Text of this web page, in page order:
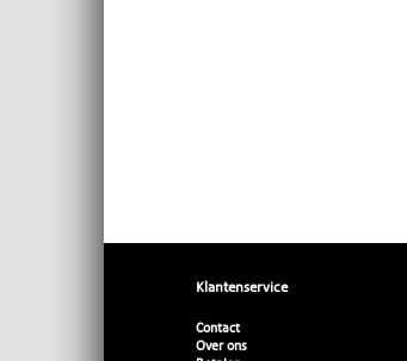
Klantenservice
Contact
Over ons